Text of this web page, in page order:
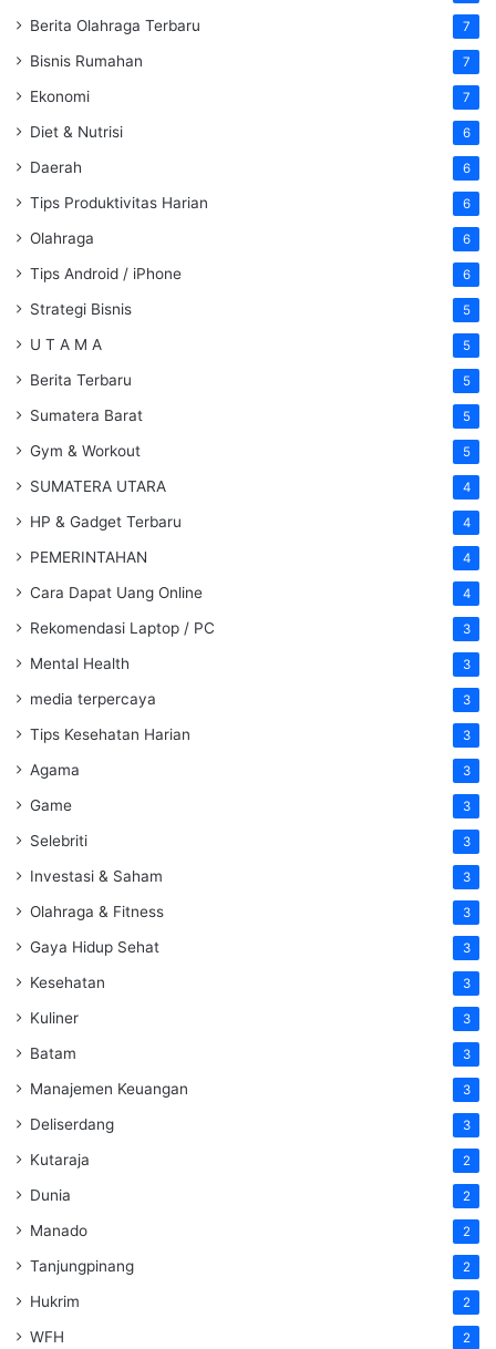
Berita Olahraga Terbaru 7
Bisnis Rumahan 7
Ekonomi 7
Diet & Nutrisi 6
Daerah 6
Tips Produktivitas Harian 6
Olahraga 6
Tips Android / iPhone 6
Strategi Bisnis 5
U T A M A 5
Berita Terbaru 5
Sumatera Barat 5
Gym & Workout 5
SUMATERA UTARA 4
HP & Gadget Terbaru 4
PEMERINTAHAN 4
Cara Dapat Uang Online 4
Rekomendasi Laptop / PC 3
Mental Health 3
media terpercaya 3
Tips Kesehatan Harian 3
Agama 3
Game 3
Selebriti 3
Investasi & Saham 3
Olahraga & Fitness 3
Gaya Hidup Sehat 3
Kesehatan 3
Kuliner 3
Batam 3
Manajemen Keuangan 3
Deliserdang 3
Kutaraja 2
Dunia 2
Manado 2
Tanjungpinang 2
Hukrim 2
WFH 2